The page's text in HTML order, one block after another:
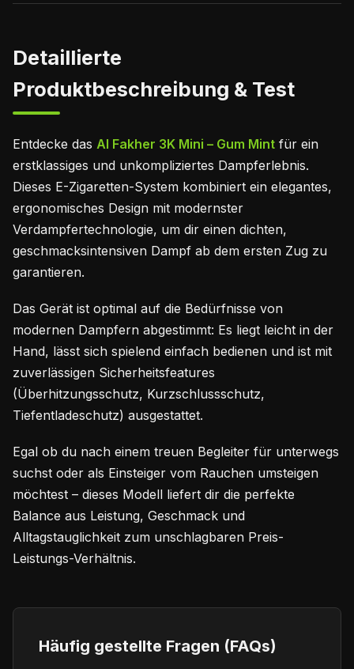
Detaillierte
Produktbeschreibung & Test
Entdecke das Al Fakher 3K Mini – Gum Mint für ein
erstklassiges und unkompliziertes Dampferlebnis.
Dieses E-Zigaretten-System kombiniert ein elegantes,
ergonomisches Design mit modernster
Verdampfertechnologie, um dir einen dichten,
geschmacksintensiven Dampf ab dem ersten Zug zu
garantieren.
Das Gerät ist optimal auf die Bedürfnisse von
modernen Dampfern abgestimmt: Es liegt leicht in der
Hand, lässt sich spielend einfach bedienen und ist mit
zuverlässigen Sicherheitsfeatures
(Überhitzungsschutz, Kurzschlussschutz,
Tiefentladeschutz) ausgestattet.
Egal ob du nach einem treuen Begleiter für unterwegs
suchst oder als Einsteiger vom Rauchen umsteigen
möchtest – dieses Modell liefert dir die perfekte
Balance aus Leistung, Geschmack und
Alltagstauglichkeit zum unschlagbaren Preis-
Leistungs-Verhältnis.
Häufig gestellte Fragen (FAQs)